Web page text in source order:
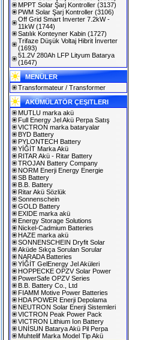
MPPT Solar Şarj Kontroller (3137)
PWM Solar Şarj Kontroller (3106)
Off Grid Smart Inverter 7.2kW -
11kW(1744)
Satılık Konteyner Kabin (1727)
Trifaze Düşük Voltaj Hibrit İnverter
(1693)
51.2V 280Ah LFP Lityum Batarya
(1647)
MENÜLER
Transformateur / Transformer
AKÜMÜLATÖR ÇEŞITLERI
MUTLU marka akü
Full Energy Jel Akü Perpa Satış
VICTRON marka bataryalar
BYD Battery
PYLONTECH Battery
YİĞİT Marka Akü
RITAR Akü - Ritar Battery
TROJAN Battery Company
NORM Enerji Energy Energie
SB Battery
B.B. Battery
Ritar Akü Sözlük
Sonnenschein
GOLD Battery
EXIDE marka akü
Energy Storage Solutions
Nickel-Cadmium Batteries
HAZE marka akü
SONNENSCHEIN Dryfit Solar
Aküde Sıkça Sorulan Sorular
NARADA Batteries
YİĞİT GelEnergy Jel Aküleri
HOPPECKE OPZV Solar Power
PowerSafe OPZV Series
B.B. Battery Co., Ltd
FIAMM Motive Power Batteries
HDA POWER Enerji Depolama
NEUTRON Solar Enerji Sistemleri
VICTRON Peak Power Pack
VICTRON Lithium Ion Battery
UNİSUN Batarya Akü Pil Perpa
Muhtelif Marka Model Tip Akü